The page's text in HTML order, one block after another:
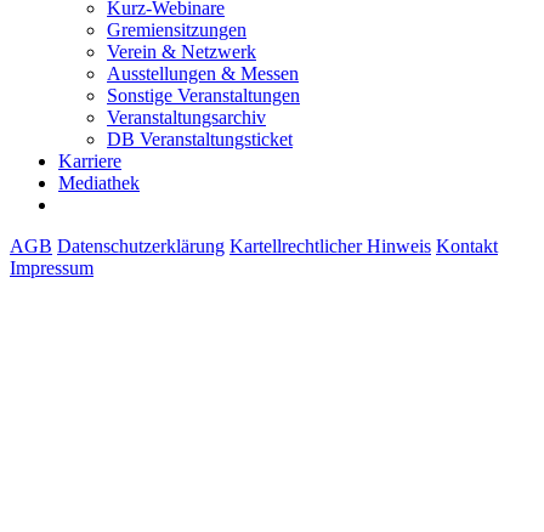
Kurz-Webinare
Gremiensitzungen
Verein & Netzwerk
Ausstellungen & Messen
Sonstige Veranstaltungen
Veranstaltungsarchiv
DB Veranstaltungsticket
Karriere
Mediathek
AGB Datenschutzerklärung Kartellrechtlicher Hinweis Kontakt
Impressum